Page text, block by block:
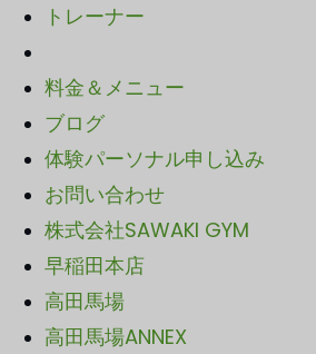
トレーナー
料金＆メニュー
ブログ
体験パーソナル申し込み
お問い合わせ
株式会社SAWAKI GYM
早稲田本店
高田馬場
高田馬場ANNEX